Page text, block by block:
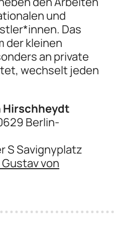
und
Das
der kleinen
an private
wechselt jeden
Hirschheydt
Berlin-
S Savignyplatz
von